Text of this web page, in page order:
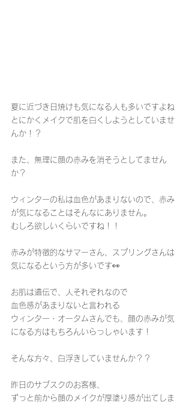
夏に近づき日焼けも気になる人も多いですよね
とにかくメイクで肌を白くしようとしていませ
んか！？
また、無理に顔の赤みを消そうとしてません
か？
ウィンターの私は血色があまりないので、赤み
が気になることはそんなにありません。
むしろ欲しいくらいですね！！
赤みが特徴的なサマーさん、スプリングさんは
気になるという方が多いです👀
お肌は遺伝で、人それぞれなので
血色感があまりないと言われる
ウィンター・オータムさんでも、顔の赤みが気
になる方はもちろんいらっしゃいます！
そんな方々、白浮きしていませんか？？
昨日のサブスクのお客様、
ずっと前から顔のメイクが厚塗り感が出てしま